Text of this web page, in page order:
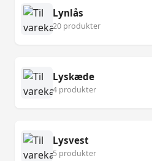
Lynlås
20 produkter
Lyskæde
4 produkter
Lysvest
5 produkter